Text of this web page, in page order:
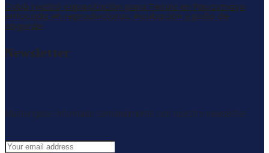
Cobb realizó capacitación para Tecavi en Pacasmayo
enfocada en reproductoras, incubación y pollo de
engorde
Newsletter
Mantengase informado semanalmente con nuestro newsletter